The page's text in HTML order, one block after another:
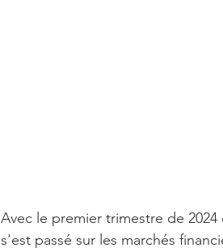
Avec le premier trimestre de
s'est passé sur les marchés